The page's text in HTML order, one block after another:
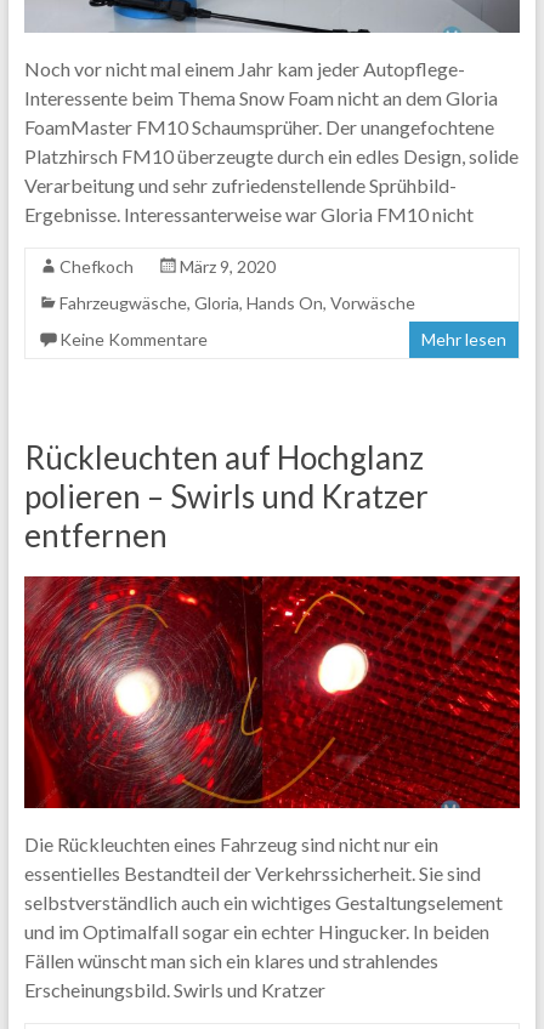
Noch vor nicht mal einem Jahr kam jeder Autopflege-
Interessente beim Thema Snow Foam nicht an dem Gloria
FoamMaster FM10 Schaumsprüher. Der unangefochtene
Platzhirsch FM10 überzeugte durch ein edles Design, solide
Verarbeitung und sehr zufriedenstellende Sprühbild-
Ergebnisse. Interessanterweise war Gloria FM10 nicht
Chefkoch
März 9, 2020
Fahrzeugwäsche, Gloria, Hands On, Vorwäsche
Keine Kommentare
Mehr lesen
Rückleuchten auf Hochglanz
polieren – Swirls und Kratzer
entfernen
Die Rückleuchten eines Fahrzeug sind nicht nur ein
essentielles Bestandteil der Verkehrssicherheit. Sie sind
selbstverständlich auch ein wichtiges Gestaltungselement
und im Optimalfall sogar ein echter Hingucker. In beiden
Fällen wünscht man sich ein klares und strahlendes
Erscheinungsbild. Swirls und Kratzer